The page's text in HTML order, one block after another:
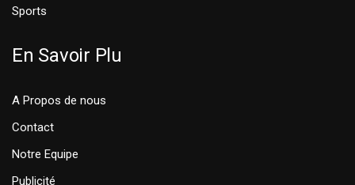
Sports
En Savoir Plu
A Propos de nous
Contact
Notre Equipe
Publicité